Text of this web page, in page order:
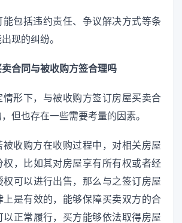
能包括违约责任、争议解决方式等条
现的纠纷。
合同与被收购方签合理吗
情形下，与被收购方签订房屋买卖合
但也存在一些需要考量的因素。
被收购方在收购过程中，对相关房屋
权，比如其对房屋享有所有权或者经
权可以进行出售，那么与之签订房屋
上是有效的，能够保障买卖双方的合
以正常履行，买方能够依法取得房屋